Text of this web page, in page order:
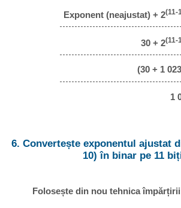
Exponent (neajustat) + 2(11-
30 + 2(11-
(30 + 1
1
6. Convertește exponentul ajustat
10) în binar pe 11
Folosește din nou tehnica